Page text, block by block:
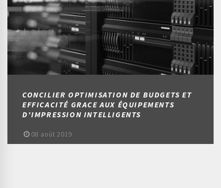
CONCILIER OPTIMISATION DE BUDGETS ET
EFFICACITÉ GRACE AUX ÉQUIPEMENTS
D'IMPRESSION INTELLIGENTS
08 août 2019